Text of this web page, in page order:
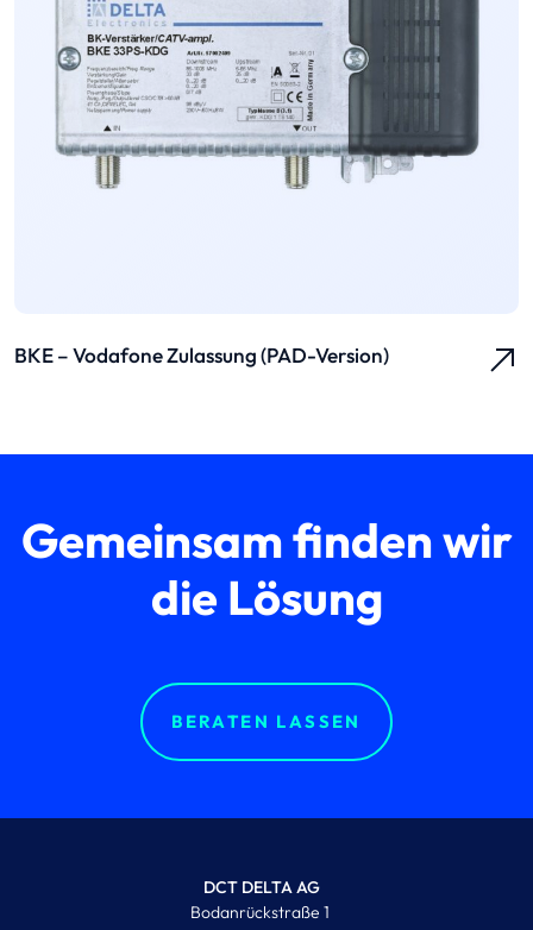
BKE – Vodafone Zulassung (PAD-Version)
Gemeinsam finden wir
die Lösung
BERATEN LASSEN
DCT DELTA AG
Bodanrückstraße 1